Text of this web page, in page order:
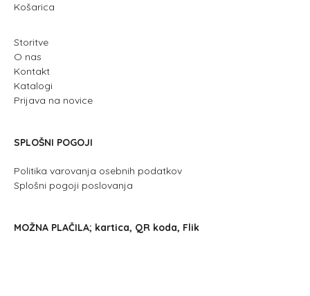
Košarica
Storitve
O nas
Kontakt
Katalogi
Prijava na novice
SPLOŠNI POGOJI
Politika varovanja osebnih podatkov
Splošni pogoji poslovanja
MOŽNA PLAČILA; kartica, QR koda, Flik